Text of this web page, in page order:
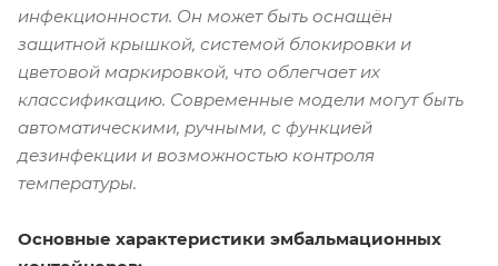
инфекционности. Он может быть оснащён
защитной крышкой, системой блокировки и
цветовой маркировкой, что облегчает их
классификацию. Современные модели могут быть
автоматическими, ручными, с функцией
дезинфекции и возможностью контроля
температуры.
Основные характеристики эмбальмационных